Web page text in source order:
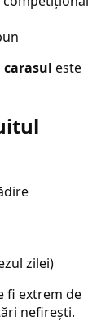
carasul este
zilei)
fi extrem de
nefirești.